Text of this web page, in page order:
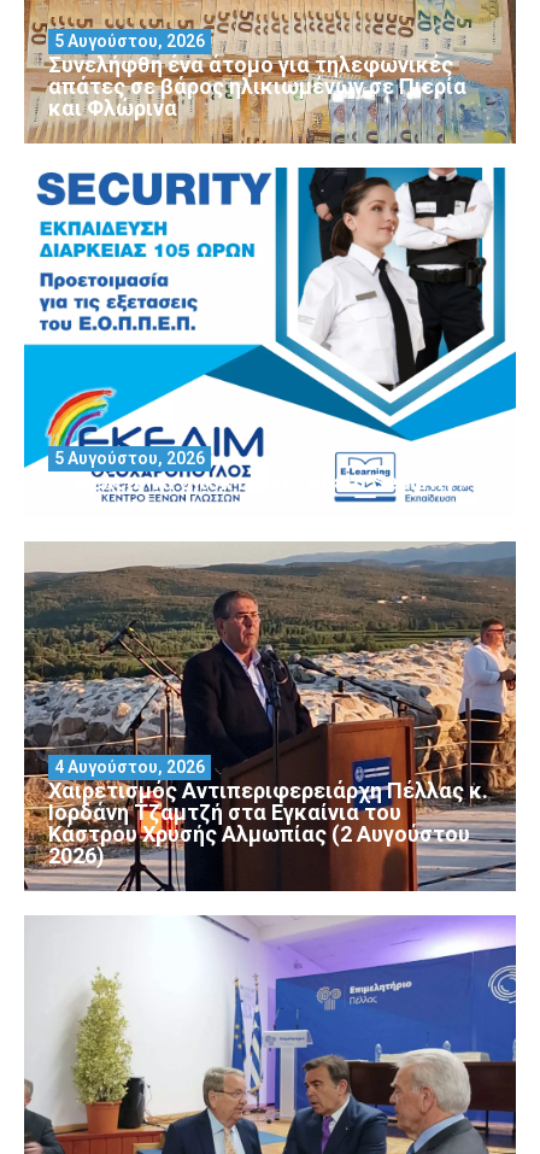
Συνελήφθη ένα άτομο για τηλεφωνικές
απάτες σε βάρος ηλικιωμένων σε Πιερία
και Φλώρινα
5 Αυγούστου, 2026
Θέλεις να αποκτήσεις άδεια Security?
5 Αυγούστου, 2026
Χαιρετισμός Αντιπεριφερειάρχη Πέλλας κ.
Ιορδάνη Τζαμτζή στα Εγκαίνια του
Κάστρου Χρυσής Αλμωπίας (2 Αυγούστου
2026)
4 Αυγούστου, 2026